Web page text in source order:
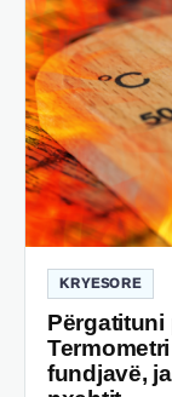
KRYESORE
Përgatituni
fundjavë,